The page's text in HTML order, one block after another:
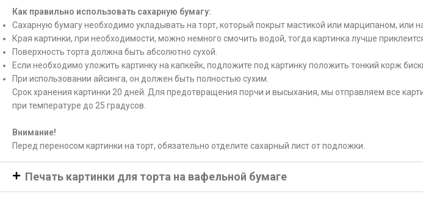
Как правильно использовать сахарную бумагу:
Сахарную бумагу необходимо укладывать на торт, который покрыт мастикой или марципаном, или
Края картинки, при необходимости, можно немного смочить водой, тогда картинка лучше
Поверхность торта должна быть абсолютно сухой.
Если необходимо уложить картинку на капкейк, подложите под картинку положить тонкий корж
При использовании айсинга, он должен быть полностью сухим.
Срок хранения картинки 20 дней. Для предотвращения порчи и высыхания, мы отправляем все
при температуре до 25 градусов.
Внимание!
Перед переносом картинки на торт, обязательно отделите сахарный лист от подложки.
Печать картинки для торта на вафельной бумаге